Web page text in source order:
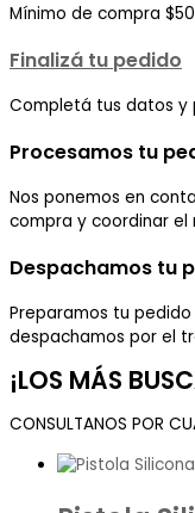
Mínimo de compra
Finalizá tu pedido
Completá tus datos y
Procesamos tu
Nos ponemos en
compra y coordinar
Despachamos tu
Preparamos tu
despachamos por el
¡LOS MÁS
CONSULTANOS POR